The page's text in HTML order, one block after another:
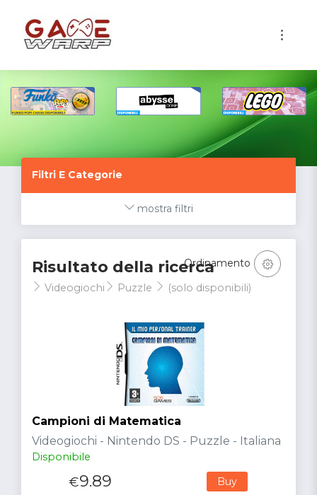
Filtri E Categorie
mostra filtri
Risultato della ricerca
Videogiochi Puzzle (solo disponibili)
Ordinamento
Campioni di Matematica
Videogiochi - Nintendo DS - Puzzle - Italiana
Disponibile
€9.89 Buy